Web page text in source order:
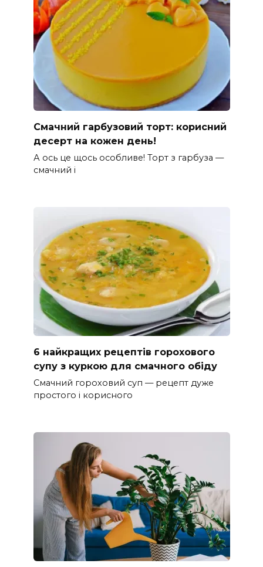
Смачний гарбузовий торт: корисний
десерт на кожен день!
А ось це щось особливе! Торт з гарбуза —
смачний і
6 найкращих рецептів горохового
супу з куркою для смачного обіду
Смачний гороховий суп — рецепт дуже
простого і корисного